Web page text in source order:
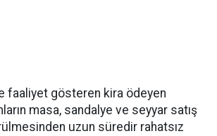
faaliyet gösteren kira ödeyen
masa, sandalye ve seyyar satış
uzun süredir rahatsız